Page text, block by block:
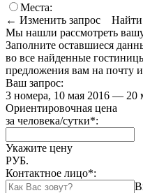
Места:
← Изменить запрос
Мы нашли рассмотреть
Заполните оставшиеся
во все найденные
предложения вам на почту
Ваш запрос:
3 номера, 10 мая 2016 — 20
Ориентировочная цена
за человека/сутки*:
Укажите цену
РУБ.
Контактное лицо*: